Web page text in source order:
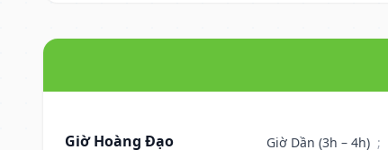
Giờ Hoàng Đạo Giờ Dần (3h – 4h) ;